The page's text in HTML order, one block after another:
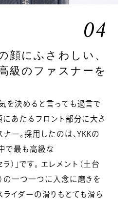
04
顔にふさわしい、
級のファスナーを
を決めると言っても過言で
にあたるフロント部分に大き
ナー。採用したのは、YKKの
で最も高級な
ラ）」です。 エレメント（土台
の一つ一つに入念に磨きを
ライダーの滑りもとても滑ら